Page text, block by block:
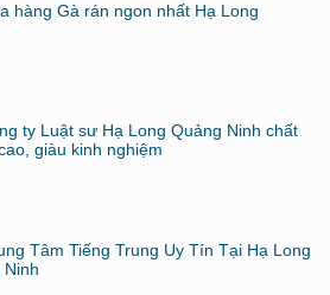
hàng Gà rán ngon nhất Hạ Long
ty Luật sư Hạ Long Quảng Ninh chất
giàu kinh nghiệm
Tâm Tiếng Trung Uy Tín Tại Hạ Long
Ninh